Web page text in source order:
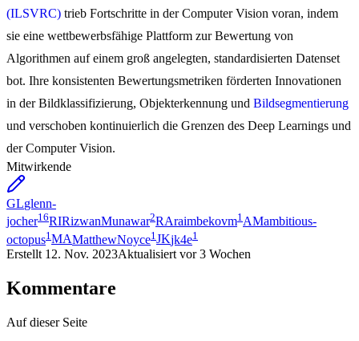
(ILSVRC) trieb Fortschritte in der Computer Vision voran, indem
sie eine wettbewerbsfähige Plattform zur Bewertung von
Algorithmen auf einem groß angelegten, standardisierten Datenset
bot. Ihre konsistenten Bewertungsmetriken förderten Innovationen
in der Bildklassifizierung, Objekterkennung und Bildsegmentierung
und verschoben kontinuierlich die Grenzen des Deep Learnings und
der Computer Vision.
Mitwirkende
GLglenn-
jocher16RIRizwanMunawar2RAraimbekovm1AMambitious-
octopus1 MAMatthewNoyce1 JKjk4e1
Erstellt 12. Nov. 2023Aktualisiert vor 3 Wochen
Kommentare
Auf dieser Seite